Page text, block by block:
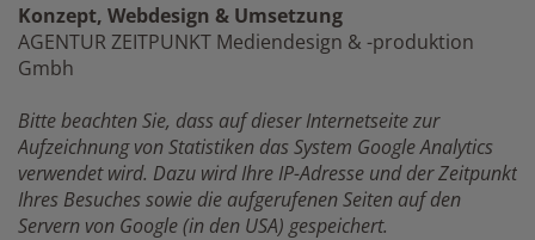
Konzept, Webdesign & Umsetzung
AGENTUR ZEITPUNKT Mediendesign & -produktion
Gmbh
Bitte beachten Sie, dass auf dieser Internetseite zur
Aufzeichnung von Statistiken das System Google Analytics
verwendet wird. Dazu wird Ihre IP-Adresse und der Zeitpunkt
Ihres Besuches sowie die aufgerufenen Seiten auf den
Servern von Google (in den USA) gespeichert.